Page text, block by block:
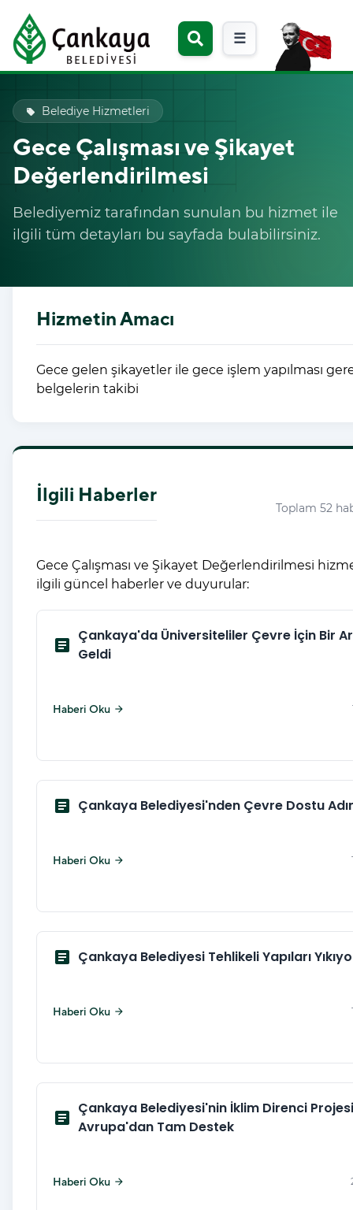
☰
local_offer Belediye Hizmetleri
Gece Çalışması ve Şikayet
Değerlendirilmesi
Belediyemiz tarafından sunulan bu hizmet ile
ilgili tüm detayları bu sayfada bulabilirsiniz.
Hizmetin Amacı
Gece gelen şikayetler ile gece işlem yapılması
belgelerin takibi
İlgili Haberler
Toplam 52
Gece Çalışması ve Şikayet Değerlendirilmesi
ilgili güncel haberler ve duyurular:
article
Çankaya'da Üniversiteliler Çevre İçin Bir
Geldi
Haberi Oku arrow_forward
article Çankaya Belediyesi'nden Çevre Dostu
Haberi Oku arrow_forward
article Çankaya Belediyesi Tehlikeli Yapıları
Haberi Oku arrow_forward
article
Çankaya Belediyesi'nin İklim Direnci
Avrupa'dan Tam Destek
Haberi Oku arrow_forward